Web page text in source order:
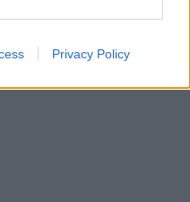
Privacy Policy